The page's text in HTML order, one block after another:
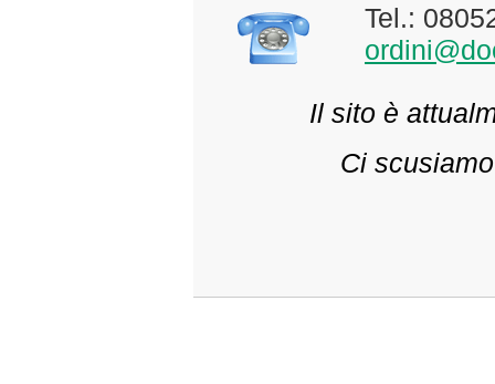
Tel.:
Il sito è
Ci